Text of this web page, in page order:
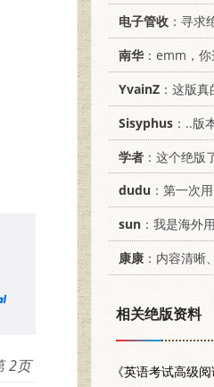
2
电子管收 ：寻求
南华：emm，
YvainZ ：这版
Sisyphus ：..版本清
学者 ：这个绝版
dudu ：第一次
sun ：我是海外用
康康 ：内容清晰
相关绝版资料
《英语考试高级阅